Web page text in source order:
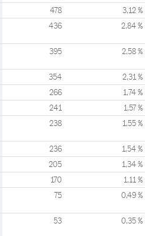
478 3,12 %
436 2,84 %
395 2,58 %
354 2,31 %
266 1,74 %
241 1,57 %
238 1,55 %
236 1,54 %
205 1,34 %
170 1,11 %
75 0,49 %
53 0,35 %